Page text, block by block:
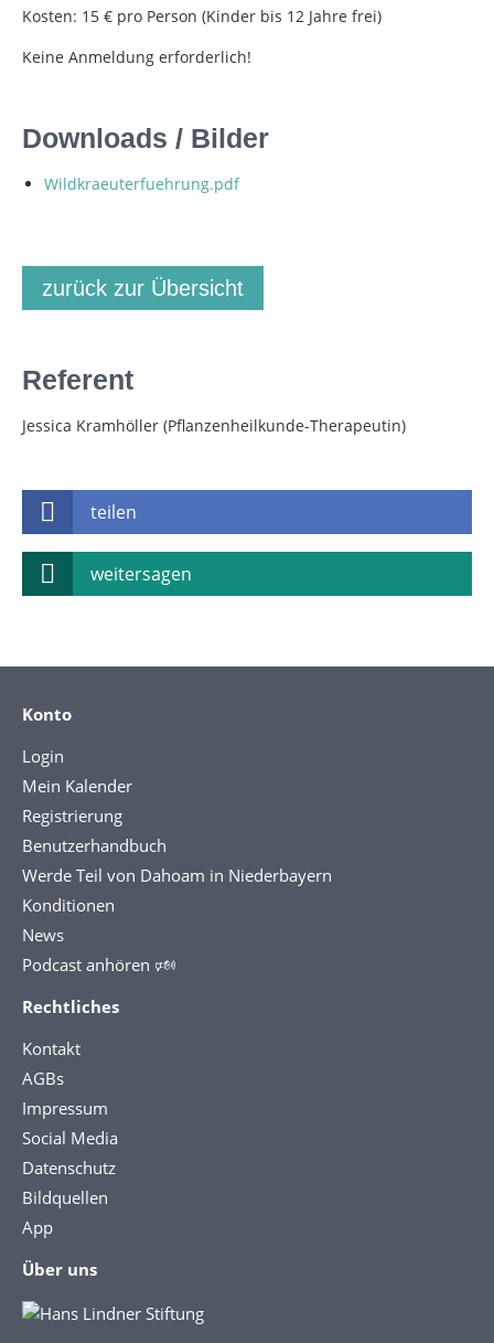
Kosten: 15 € pro Person (Kinder bis 12 Jahre frei)
Keine Anmeldung erforderlich!
Downloads / Bilder
Wildkraeuterfuehrung.pdf
zurück zur Übersicht
Referent
Jessica Kramhöller (Pflanzenheilkunde-Therapeutin)
teilen
weitersagen
Konto
Login
Mein Kalender
Registrierung
Benutzerhandbuch
Werde Teil von Dahoam in Niederbayern
Konditionen
News
Podcast anhören 🕬
Rechtliches
Kontakt
AGBs
Impressum
Social Media
Datenschutz
Bildquellen
App
Über uns